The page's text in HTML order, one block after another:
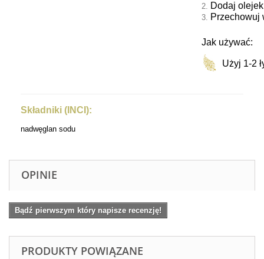
Dodaj
Przechowuj
Jak używać:
Użyj 1-2
Składniki (INCI):
nadwęglan sodu
OPINIE
Bądź pierwszym który napisze recenzję!
PRODUKTY POWIĄZANE